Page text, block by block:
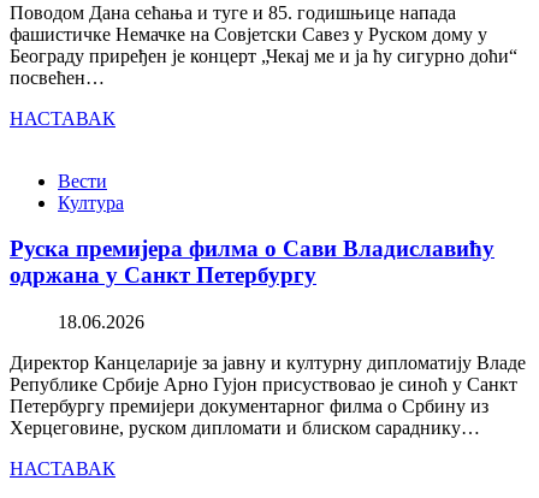
Поводом Дана сећања и туге и 85. годишњице напада
фашистичке Немачке на Совјетски Савез у Руском дому у
Београду приређен је концерт „Чекај ме и ја ћу сигурно доћи“
посвећен…
НАСТАВАК
Вести
Култура
Руска премијера филма о Сави Владиславићу
одржана у Санкт Петербургу
18.06.2026
Директор Канцеларије за јавну и културну дипломатију Владе
Републике Србије Арно Гујон присуствовао је синоћ у Санкт
Петербургу премијери документарног филма о Србину из
Херцеговине, руском дипломати и блиском сараднику…
НАСТАВАК